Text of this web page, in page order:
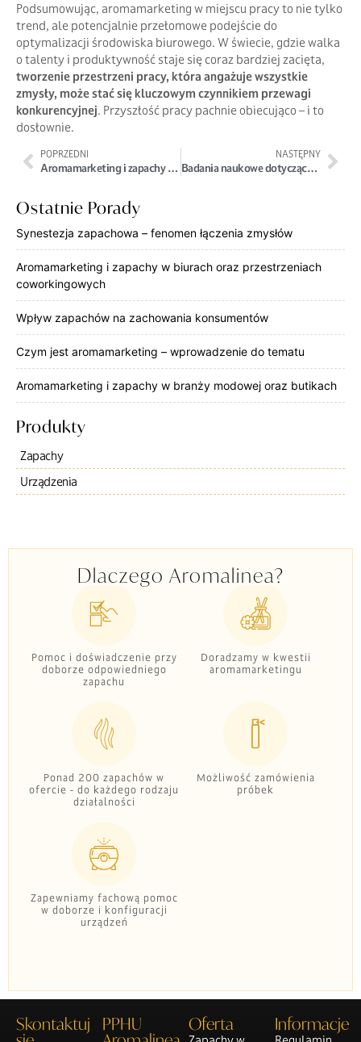
Ostatnie Porady
Synestezja zapachowa – fenomen łączenia zmysłów
Aromamarketing i zapachy w biurach oraz przestrzeniach
coworkingowych
Wpływ zapachów na zachowania konsumentów
Czym jest aromamarketing – wprowadzenie do tematu
Aromamarketing i zapachy w branży modowej oraz butikach
Produkty
Zapachy
Urządzenia
Dlaczego Aromalinea?
Pomoc i doświadczenie przy
doborze odpowiedniego
zapachu
Doradzamy w kwestii
aromamarketingu
Ponad 200 zapachów w
ofercie - do każdego rodzaju
działalności
Możliwość zamówienia
próbek
Zapewniamy fachową pomoc
w doborze i konfiguracji
urządzeń
Podsumowując, aromamarketing w miejscu pracy to nie tylko
trend, ale potencjalnie przełomowe podejście do
optymalizacji środowiska biurowego. W świecie, gdzie walka
o talenty i produktywność staje się coraz bardziej zacięta,
tworzenie przestrzeni pracy, która angażuje wszystkie
zmysły, może stać się kluczowym czynnikiem przewagi
konkurencyjnej. Przyszłość pracy pachnie obiecująco – i to
dosłownie.
POPRZEDNI
Aromamarketing i zapachy w centrach handlowych – strategia i implementacja
NASTĘPNY
Badania naukowe dotyczące skuteczności aromamarketingu
Skontaktuj PPHU Oferta Informacje